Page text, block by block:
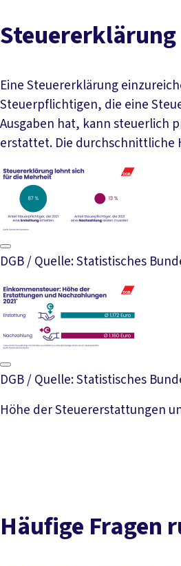
Steuererklärung
Eine Steuererklärung
Steuerpflichtigen, die eine
Ausgaben hat, kann steuerlich
erstattet. Die durchschnittliche
DGB / Quelle: Statistisches
DGB / Quelle: Statistisches
Höhe der Steuererstattungen
Häufige Fragen